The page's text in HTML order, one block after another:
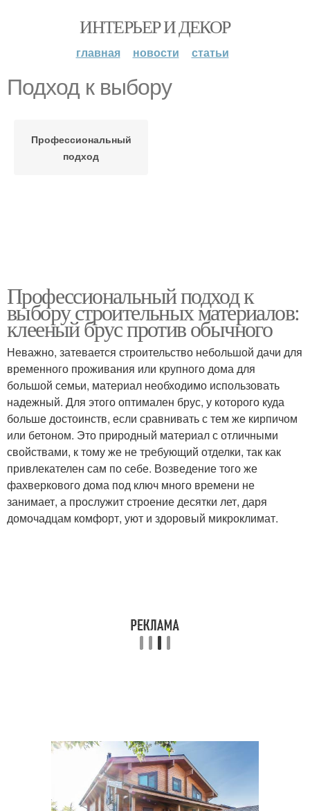
ИНТЕРЬЕР И ДЕКОР
главная новости статьи
Подход к выбору
Профессиональный
подход
Профессиональный подход к
выбору строительных материалов:
клееный брус против обычного
Неважно, затевается строительство небольшой дачи для
временного проживания или крупного дома для
большой семьи, материал необходимо использовать
надежный. Для этого оптимален брус, у которого куда
больше достоинств, если сравнивать с тем же кирпичом
или бетоном. Это природный материал с отличными
свойствами, к тому же не требующий отделки, так как
привлекателен сам по себе. Возведение того же
фахверкового дома под ключ много времени не
занимает, а прослужит строение десятки лет, даря
домочадцам комфорт, уют и здоровый микроклимат.